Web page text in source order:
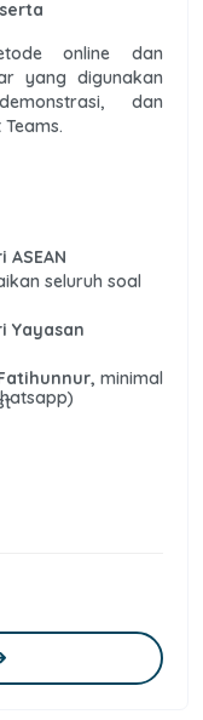
online dan
yang digunakan
dan
seluruh soal
Yayasan
minimal